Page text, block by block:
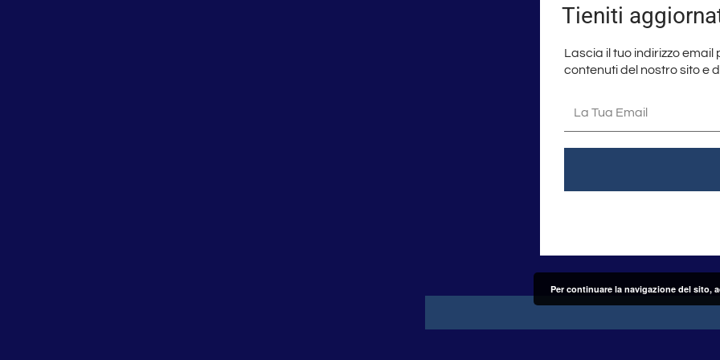
Tieniti
Lascia il tuo indirizzo
contenuti del nostro sito e
tua
email
Per continuare la navigazione del sito,